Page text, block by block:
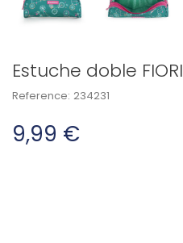
Estuche doble FIORI
Reference: 234231
9,99 €